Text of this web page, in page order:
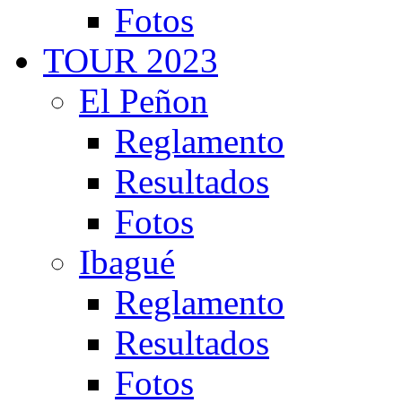
Fotos
TOUR 2023
El Peñon
Reglamento
Resultados
Fotos
Ibagué
Reglamento
Resultados
Fotos